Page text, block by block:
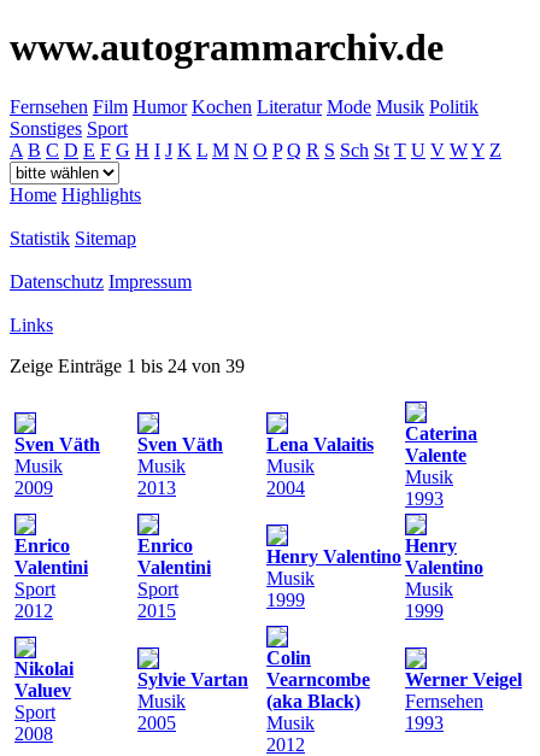
www.autogrammarchiv.de
Fernsehen Film Humor Kochen Literatur Mode Musik Politik
Sonstiges Sport
A B C D E F G H I J K L M N O P Q R S Sch St T U V WY Z
Home Highlights
Statistik Sitemap
Datenschutz Impressum
Links
Zeige Einträge 1 bis 24 von 39
Sven Väth
Musik
2009
Sven Väth
Musik
2013
Lena Valaitis
Musik
2004
Caterina
Valente
Musik
1993
Enrico
Valentini
Sport
2012
Enrico
Valentini
Sport
2015
Henry Valentino
Musik
1999
Henry
Valentino
Musik
1999
Nikolai
Valuev
Sport
2008
Sylvie Vartan
Musik
2005
Colin
Vearncombe
(aka Black)
Musik
2012
Werner Veigel
Fernsehen
1993